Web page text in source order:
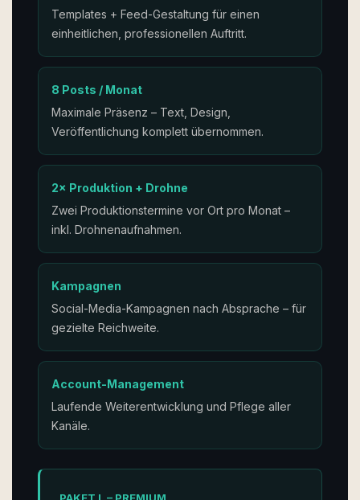
Templates + Feed-Gestaltung für einen
einheitlichen, professionellen Auftritt.
8 Posts / Monat
Maximale Präsenz – Text, Design,
Veröffentlichung komplett übernommen.
2× Produktion + Drohne
Zwei Produktionstermine vor Ort pro Monat –
inkl. Drohnenaufnahmen.
Kampagnen
Social-Media-Kampagnen nach Absprache – für
gezielte Reichweite.
Account-Management
Laufende Weiterentwicklung und Pflege aller
Kanäle.